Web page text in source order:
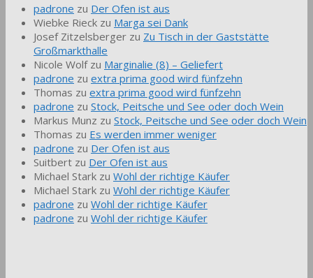
padrone zu Der Ofen ist aus
Wiebke Rieck zu Marga sei Dank
Josef Zitzelsberger zu Zu Tisch in der Gaststätte
Großmarkthalle
Nicole Wolfzu Marginalie (8) – Geliefert
padrone zu extra prima good wird fünfzehn
Thomas zu extra prima good wird fünfzehn
padrone zu Stock, Peitsche und See oder doch Wein
Markus Munz zu Stock, Peitsche und See oder doch Wein
Thomas zu Es werden immer weniger
padrone zu Der Ofen ist aus
Suitbert zu Der Ofen ist aus
Michael Stark zu Wohl der richtige Käufer
Michael Stark zu Wohl der richtige Käufer
padrone zu Wohl der richtige Käufer
padrone zu Wohl der richtige Käufer